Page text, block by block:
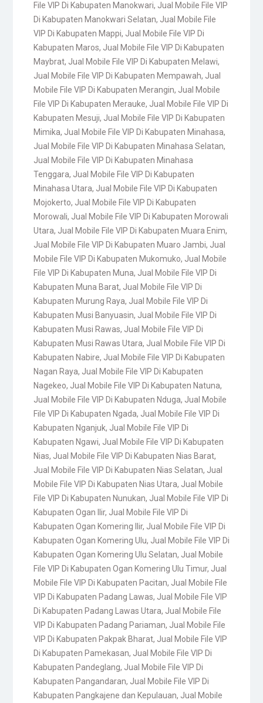
File VIP Di Kabupaten Manokwari, Jual Mobile File VIP
Di Kabupaten Manokwari Selatan, Jual Mobile File
VIP Di Kabupaten Mappi, Jual Mobile File VIP Di
Kabupaten Maros, Jual Mobile File VIP Di Kabupaten
Maybrat, Jual Mobile File VIP Di Kabupaten Melawi,
Jual Mobile File VIP Di Kabupaten Mempawah, Jual
Mobile File VIP Di Kabupaten Merangin, Jual Mobile
File VIP Di Kabupaten Merauke, Jual Mobile File VIP Di
Kabupaten Mesuji, Jual Mobile File VIP Di Kabupaten
Mimika, Jual Mobile File VIP Di Kabupaten Minahasa,
Jual Mobile File VIP Di Kabupaten Minahasa Selatan,
Jual Mobile File VIP Di Kabupaten Minahasa
Tenggara, Jual Mobile File VIP Di Kabupaten
Minahasa Utara, Jual Mobile File VIP Di Kabupaten
Mojokerto, Jual Mobile File VIP Di Kabupaten
Morowali, Jual Mobile File VIP Di Kabupaten Morowali
Utara, Jual Mobile File VIP Di Kabupaten Muara Enim,
Jual Mobile File VIP Di Kabupaten Muaro Jambi, Jual
Mobile File VIP Di Kabupaten Mukomuko, Jual Mobile
File VIP Di Kabupaten Muna, Jual Mobile File VIP Di
Kabupaten Muna Barat, Jual Mobile File VIP Di
Kabupaten Murung Raya, Jual Mobile File VIP Di
Kabupaten Musi Banyuasin, Jual Mobile File VIP Di
Kabupaten Musi Rawas, Jual Mobile File VIP Di
Kabupaten Musi Rawas Utara, Jual Mobile File VIP Di
Kabupaten Nabire, Jual Mobile File VIP Di Kabupaten
Nagan Raya, Jual Mobile File VIP Di Kabupaten
Nagekeo, Jual Mobile File VIP Di Kabupaten Natuna,
Jual Mobile File VIP Di Kabupaten Nduga, Jual Mobile
File VIP Di Kabupaten Ngada, Jual Mobile File VIP Di
Kabupaten Nganjuk, Jual Mobile File VIP Di
Kabupaten Ngawi, Jual Mobile File VIP Di Kabupaten
Nias, Jual Mobile File VIP Di Kabupaten Nias Barat,
Jual Mobile File VIP Di Kabupaten Nias Selatan, Jual
Mobile File VIP Di Kabupaten Nias Utara, Jual Mobile
File VIP Di Kabupaten Nunukan, Jual Mobile File VIP Di
Kabupaten Ogan Ilir, Jual Mobile File VIP Di
Kabupaten Ogan Komering Ilir, Jual Mobile File VIP Di
Kabupaten Ogan Komering Ulu, Jual Mobile File VIP Di
Kabupaten Ogan Komering Ulu Selatan, Jual Mobile
File VIP Di Kabupaten Ogan Komering Ulu Timur, Jual
Mobile File VIP Di Kabupaten Pacitan, Jual Mobile File
VIP Di Kabupaten Padang Lawas, Jual Mobile File VIP
Di Kabupaten Padang Lawas Utara, Jual Mobile File
VIP Di Kabupaten Padang Pariaman, Jual Mobile File
VIP Di Kabupaten Pakpak Bharat, Jual Mobile File VIP
Di Kabupaten Pamekasan, Jual Mobile File VIP Di
Kabupaten Pandeglang, Jual Mobile File VIP Di
Kabupaten Pangandaran, Jual Mobile File VIP Di
Kabupaten Pangkajene dan Kepulauan, Jual Mobile